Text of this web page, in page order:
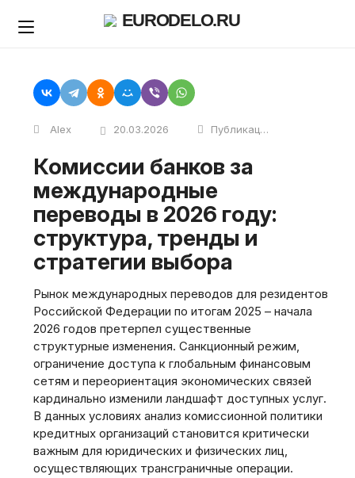
EURODELO.RU
Alex 20.03.2026 Публикации
Комиссии банков за
международные
переводы в 2026 году:
структура, тренды и
стратегии выбора
Рынок международных переводов для резидентов
Российской Федерации по итогам 2025 – начала
2026 годов претерпел существенные
структурные изменения. Санкционный режим,
ограничение доступа к глобальным финансовым
сетям и переориентация экономических связей
кардинально изменили ландшафт доступных услуг.
В данных условиях анализ комиссионной политики
кредитных организаций становится критически
важным для юридических и физических лиц,
осуществляющих трансграничные операции.